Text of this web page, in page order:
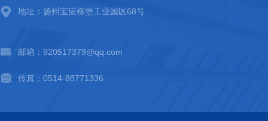
地址：扬州宝应柳堡工业园区68号
邮箱：920517379@qq.com
传真：0514-88771336